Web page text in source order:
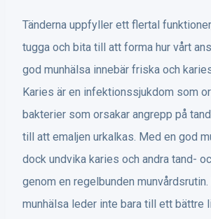
Tänderna uppfyller ett flertal
tugga och bita till att forma hur vårt
god munhälsa innebär friska och
Karies är en infektionssjukdom som
bakterier som orsakar angrepp på
till att emaljen urkalkas. Med en god
dock undvika karies och andra tand-
genom en regelbunden munvårdsrutin.
munhälsa leder inte bara till ett bättre